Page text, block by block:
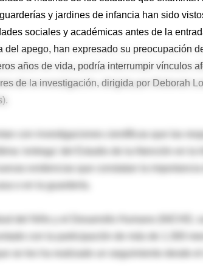
y jardines de infancia han sido
sociales y académicas antes de la
del apego, han expresado su preocupación
años de vida, podría interrumpir vínculos
de la investigación, dirigida por Deborah
con investigaciones científicas que las
'entrega' del Estudio de la Atención en la
evidencias que constatan la
o en la guardería.
del Niño y el Desarrollo Humano (NICHD,
se les ha realizado un seguimiento desde